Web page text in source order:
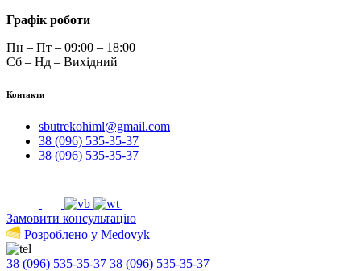
Графік роботи
Пн – Пт – 09:00 – 18:00
Сб – Нд – Вихідний
Контакти
sbutrekohiml@gmail.com
38 (096) 535-35-37
38 (096) 535-35-37
Замовити консультацію
Розроблено у Medovyk
38 (096) 535-35-37 38 (096) 535-35-37